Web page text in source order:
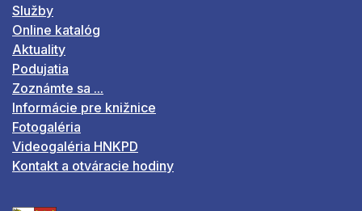
Služby
Online katalóg
Aktuality
Podujatia
Zoznámte sa ...
Informácie pre knižnice
Fotogaléria
Videogaléria HNKPD
Kontakt a otváracie hodiny